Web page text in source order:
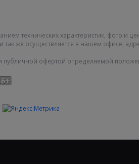
технических характеристик, фото и
же осуществляется в нашем офисе,
офертой определяемой